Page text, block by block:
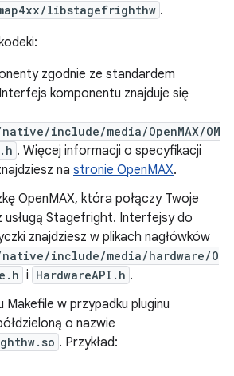
libstagefrighthw .
zgodnie ze standardem
komponentu znajduje się
include/media/OpenMAX/OM
. Więcej informacji o specyfikacji
na stronie OpenMAX.
OpenMAX, która połączy Twoje
usługą Stagefright. Interfejsy do
znajdziesz w plikach nagłówków
native/include/media/hardware/O
i HardwareAPI.h .
Makefile w przypadku pluginu
o nazwie
. Przykład: